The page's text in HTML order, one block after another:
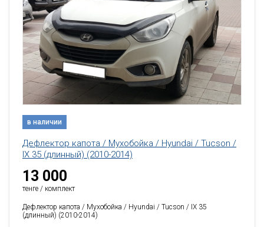
в наличии
Дефлектор капота / Мухобойка / Hyundai / Tucson /
IX 35 (длинный) (2010-2014)
13 000
тенге / комплект
Дефлектор капота / Мухобойка / Hyundai / Tucson / IX 35
(длинный) (2010-2014)